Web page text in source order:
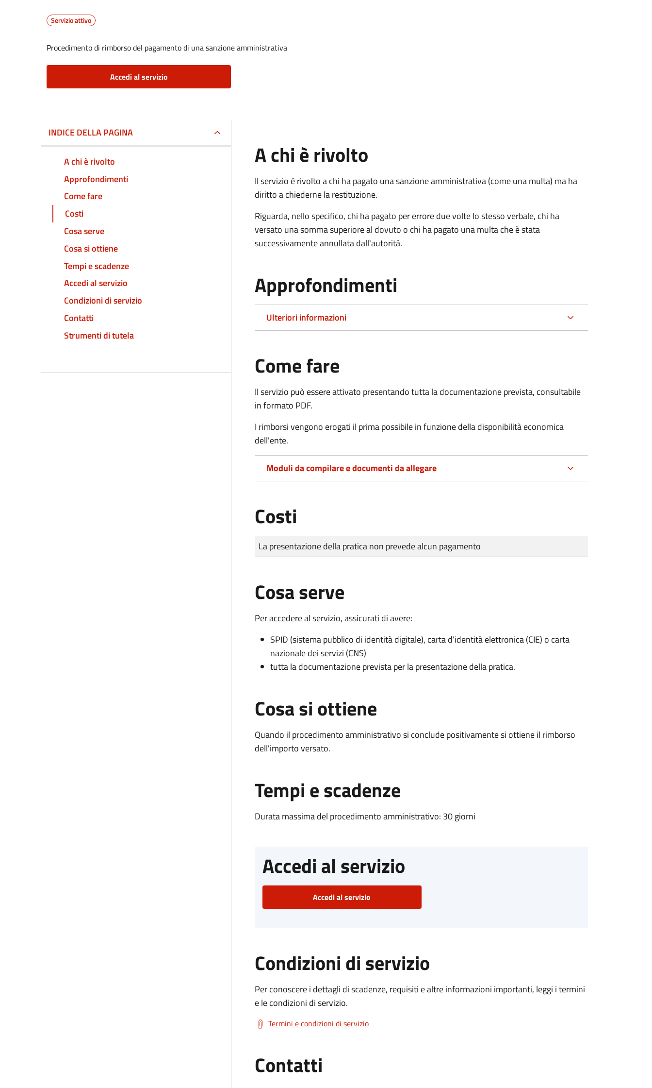
Servizio attivo
Procedimento di rimborso del pagamento di una sanzione amministrativa
Accedi al servizio
INDICE DELLA PAGINA
A chi è rivolto
Approfondimenti
Come fare
Costi
Cosa serve
Cosa si ottiene
Tempi e scadenze
Accedi al servizio
Condizioni di servizio
Contatti
Strumenti di tutela
A chi è rivolto
Il servizio è rivolto a chi ha pagato una sanzione amministrativa (come una multa) ma ha
diritto a chiederne la restituzione.
Riguarda, nello specifico, chi ha pagato per errore due volte lo stesso verbale, chi ha
versato una somma superiore al dovuto o chi ha pagato una multa che è stata
successivamente annullata dall'autorità.
Approfondimenti
Ulteriori informazioni
Come fare
Il servizio può essere attivato presentando tutta la documentazione prevista, consultabile
in formato PDF.
I rimborsi vengono erogati il prima possibile in funzione della disponibilità economica
dell'ente.
Moduli da compilare e documenti da allegare
Costi
Tipo di pagamento
Importo
La presentazione della pratica non prevede alcun pagamento
Cosa serve
Per accedere al servizio, assicurati di avere:
SPID (sistema pubblico di identità digitale), carta d’identità elettronica (CIE) o carta
nazionale dei servizi (CNS)
tutta la documentazione prevista per la presentazione della pratica.
Cosa si ottiene
Quando il procedimento amministrativo si conclude positivamente si ottiene il rimborso
dell'importo versato.
Tempi e scadenze
Durata massima del procedimento amministrativo: 30 giorni
Accedi al servizio
Accedi al servizio
Condizioni di servizio
Per conoscere i dettagli di scadenze, requisiti e altre informazioni importanti, leggi i termini
e le condizioni di servizio.
Termini e condizioni di servizio
Contatti